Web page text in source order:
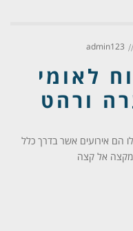
admin123
לאומי
ורהט
הם אירועים אשר בדרך כלל
מקצה אל קצה